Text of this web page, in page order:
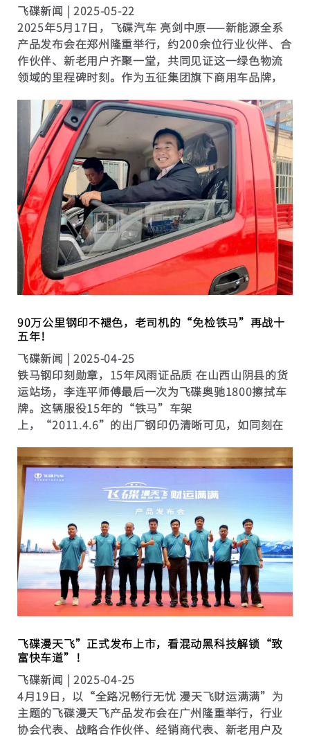
飞碟新闻 | 2025-05-22
2025年5月17日，飞碟汽车 亮剑中原——新能源全系
产品发布会在郑州隆重举行，约200余位行业伙伴、合
作伙伴、新老用户齐聚一堂，共同见证这一绿色物流
领域的里程碑时刻。作为五征集团旗下商用车品牌，
场，为中原乃至全国物流行业注入强劲绿色动能。 河
南省...
90万公里钢印不褪色，老司机的“免检铁马”再战十
五年！
飞碟新闻 | 2025-04-25
铁马钢印刻勋章，15年风雨证品质 在山西山阴县的货
运站场，李连平师傅最后一次为飞碟奥驰1800擦拭车
牌。这辆服役15年的“铁马”车架
上，“2011.4.6”的出厂钢印仍清晰可见，如同刻在
的潮湿盐雾、新疆高原的险峻、内蒙草原的极寒…
&helli...
飞碟漫天飞”正式发布上市，看混动黑科技解锁“致
富快车道”！
飞碟新闻 | 2025-04-25
4月19日，以“全路况畅行无忧 漫天飞财运满满”为
主题的飞碟漫天飞产品发布会在广州隆重举行，行业
协会代表、战略合作伙伴、经销商代表、新老用户及